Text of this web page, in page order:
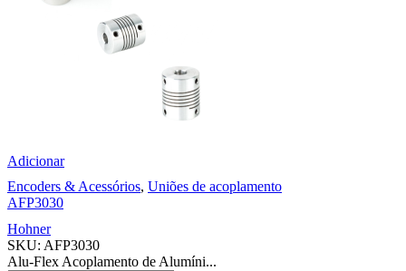
Adicionar
Encoders & Acessórios, Uniões de acoplamento
AFP3030
Hohner
SKU: AFP3030
Alu-Flex Acoplamento de Alumíni...